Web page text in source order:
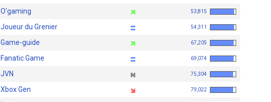
O'gaming 53,815
Joueur du Grenier 54,311
Game-guide 67,205
Fanatic Game 69,074
JVN 75,304
Xbox Gen 79,022